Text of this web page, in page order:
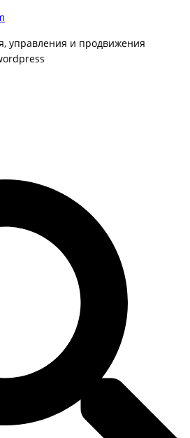
управления и продвижения